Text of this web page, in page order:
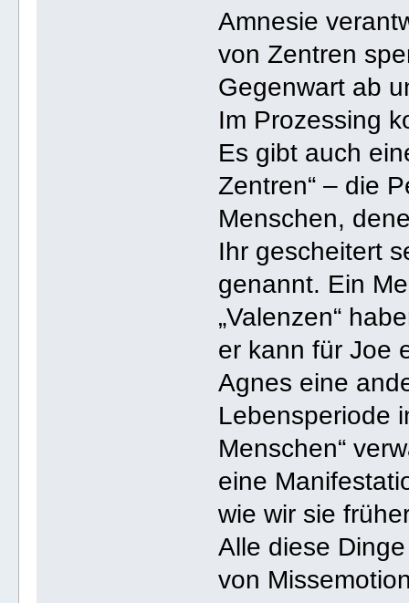
Amnesie
von Zentren
Gegenwart ab
Im Prozessing
Es gibt auch
Zentren“ – die
Menschen,
Ihr gescheitert
genannt. Ein
„Valenzen“
er kann für Joe
Agnes eine
Lebensperiode
Menschen“
eine
wie wir sie
Alle diese
von